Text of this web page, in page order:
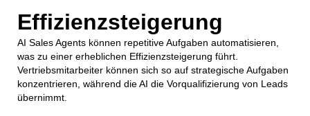
Effizienzsteigerung
AI Sales Agents können repetitive Aufgaben automatisieren,
was zu einer erheblichen Effizienzsteigerung führt.
Vertriebsmitarbeiter können sich so auf strategische Aufgaben
konzentrieren, während die AI die Vorqualifizierung von Leads
übernimmt.